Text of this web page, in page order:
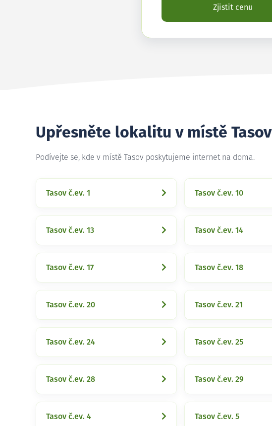
Zjistit cenu
Upřesněte lokalitu v místě Tasov
Podívejte se, kde v místě Tasov poskytujeme internet na doma.
Tasov č.ev. 1 Tasov č.ev. 10
Tasov č.ev. 13 Tasov č.ev. 14
Tasov č.ev. 17 Tasov č.ev. 18
Tasov č.ev. 20 Tasov č.ev. 21
Tasov č.ev. 24 Tasov č.ev. 25
Tasov č.ev. 28 Tasov č.ev. 29
Tasov č.ev. 4 Tasov č.ev. 5